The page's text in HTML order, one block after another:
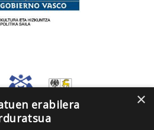
×
erabilera